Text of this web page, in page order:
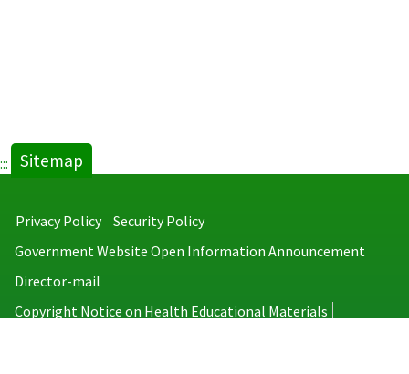
::: Sitemap
Privacy Policy
Security Policy
Government Website Open Information Announcement
Director-mail
Copyright Notice on Health Educational Materials